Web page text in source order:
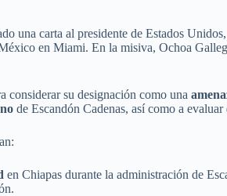
una carta al presidente de Estados Unidos,
en Miami. En la misiva, Ochoa
considerar su designación como una
de Escandón Cadenas, así como a
en Chiapas durante la administración de